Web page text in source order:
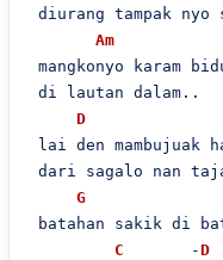
diurang tampak nyo
Am
mangkonyo karam
di lautan dalam..
D
lai den mambujuak
dari sagalo nan
G
batahan sakik di
C
       -
D